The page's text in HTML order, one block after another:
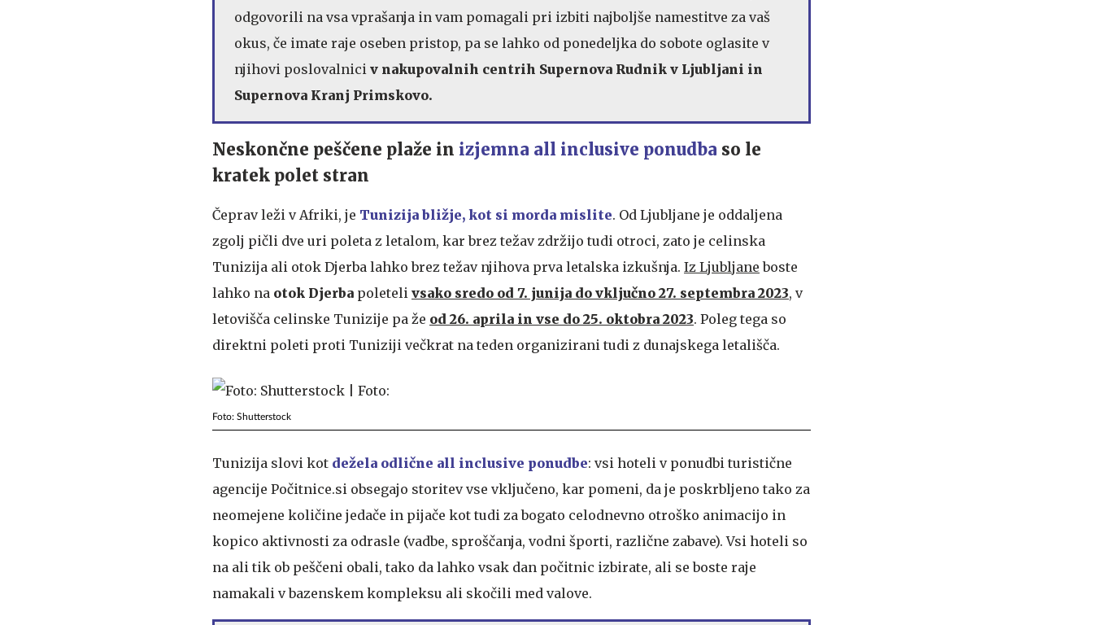
odgovorili na vsa vprašanja in vam pomagali pri izbiti najboljše namestitve za vaš
okus, če imate raje oseben pristop, pa se lahko od ponedeljka do sobote oglasite v
njihovi poslovalnici v nakupovalnih centrih Supernova Rudnik v Ljubljani in
Supernova Kranj Primskovo.
Neskončne peščene plaže in izjemna all inclusive ponudba so le
kratek polet stran
Čeprav leži v Afriki, je Tunizija bližje, kot si morda mislite. Od Ljubljane je oddaljena
zgolj pičli dve uri poleta z letalom, kar brez težav zdržijo tudi otroci, zato je celinska
Tunizija ali otok Djerba lahko brez težav njihova prva letalska izkušnja. Iz Ljubljane boste
lahko na otok Djerba poleteli vsako sredo od 7. junija do vključno 27. septembra 2023, v
letovišča celinske Tunizije pa že od 26. aprila in vse do 25. oktobra 2023. Poleg tega so
direktni poleti proti Tuniziji večkrat na teden organizirani tudi z dunajskega letališča.
Foto: Shutterstock
Tunizija slovi kot dežela odlične all inclusive ponudbe: vsi hoteli v ponudbi turistične
agencije Počitnice.si obsegajo storitev vse vključeno, kar pomeni, da je poskrbljeno tako za
neomejene količine jedače in pijače kot tudi za bogato celodnevno otroško animacijo in
kopico aktivnosti za odrasle (vadbe, sproščanja, vodni športi, različne zabave). Vsi hoteli so
na ali tik ob peščeni obali, tako da lahko vsak dan počitnic izbirate, ali se boste raje
namakali v bazenskem kompleksu ali skočili med valove.